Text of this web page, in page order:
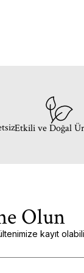
Etkili ve Doğal
Olun
kayıt